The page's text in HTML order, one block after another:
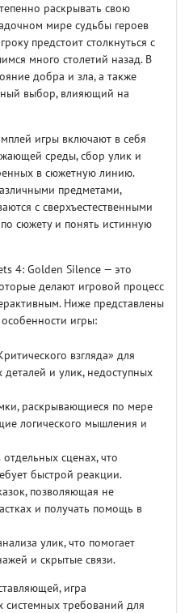
раскрывать свою
мире судьбы героев
предстоит столкнуться с
много столетий назад. В
добра и зла, а также
выбор, влияющий на
игры включают в себя
среды, сбор улик и
в сюжетную линию.
предметами,
с сверхъестественными
сюжету и понять истинную
4: Golden Silence — это
делают игровой процесс
Ниже представлены
игры:
взгляда» для
и улик, недоступных
раскрывающиеся по мере
логического мышления и
сценах, что
быстрой реакции.
позволяющая не
и получать помощь в
улик, что помогает
и скрытые связи.
игра
системных требований для